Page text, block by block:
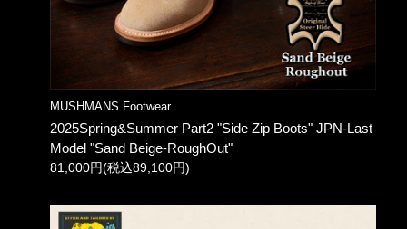
MUSHMANS Footwear
2025Spring&Summer Part2 "Side Zip Boots" JPN-Last
Model "Sand Beige-RoughOut"
81,000円(税込89,100円)